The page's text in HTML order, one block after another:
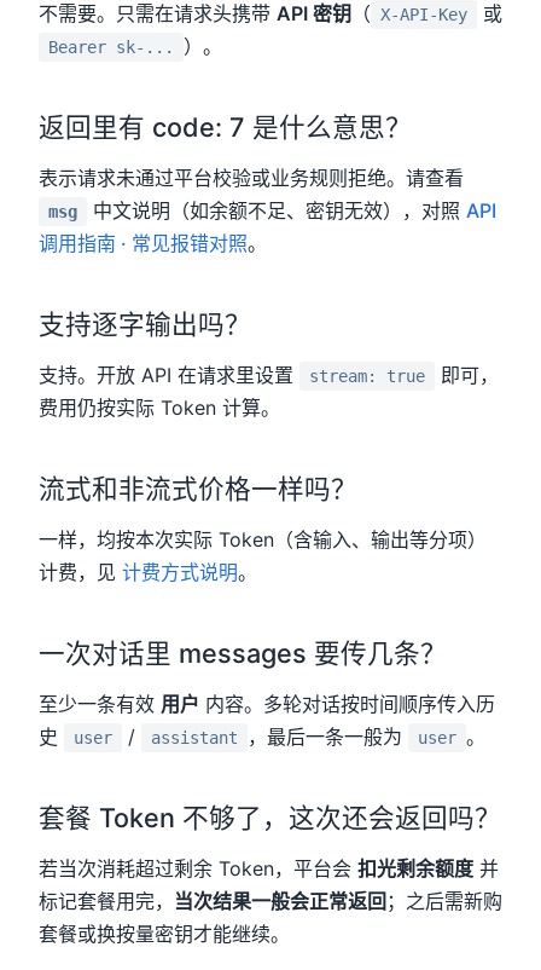
不需要。只需在请求头携带 API 密钥 （ X-API-Key 或
Bearer sk-... ）。
返回里有 code: 7 是什么意思？
表示请求未通过平台校验或业务规则拒绝。请查看
msg 中文说明（如余额不足、密钥无效），对照 API
调用指南 · 常见报错对照。
支持逐字输出吗？
支持。开放 API 在请求里设置 stream: true
即可，
费用仍按实际 Token 计算。
流式和非流式价格一样吗？
一样，均按本次实际 Token（含输入、输出等分项）
计费，见 计费方式说明。
一次对话里 messages 要传几条？
至少一条有效 用户 内容。多轮对话按时间顺序传入历
史
user / assistant ，最后一条一般为 user 。
套餐 Token 不够了，这次还会返回吗？
若当次消耗超过剩余 Token，平台会 扣光剩余额度 并
标记套餐用完， 当次结果一般会正常返回 ；之后需新购
套餐或换按量密钥才能继续。